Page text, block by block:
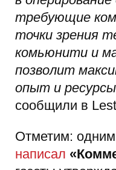
требующие
точки зрения
комьюнити и
позволит
опыт и
сообщили в
Отметим:
написал